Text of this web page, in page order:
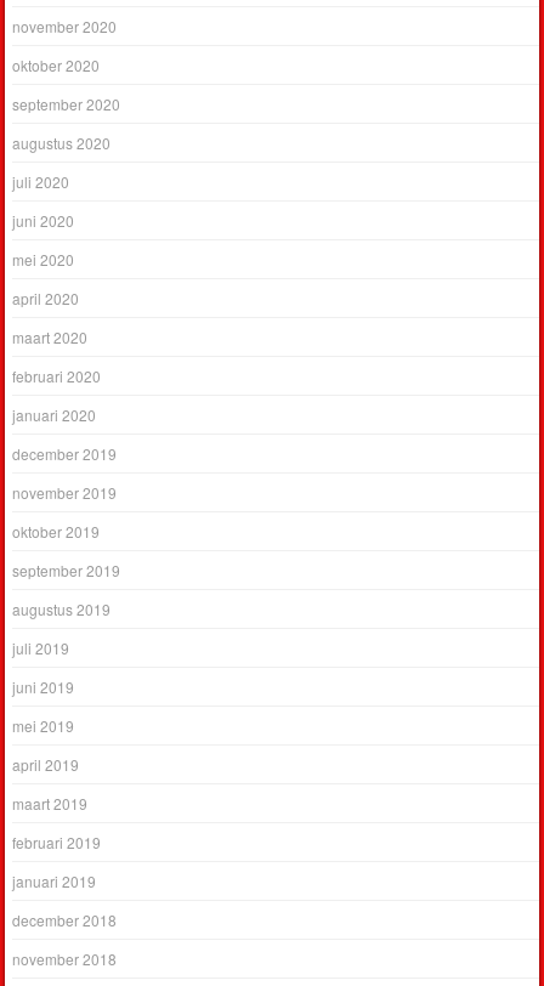
november 2020
oktober 2020
september 2020
augustus 2020
juli 2020
juni 2020
mei 2020
april 2020
maart 2020
februari 2020
januari 2020
december 2019
november 2019
oktober 2019
september 2019
augustus 2019
juli 2019
juni 2019
mei 2019
april 2019
maart 2019
februari 2019
januari 2019
december 2018
november 2018